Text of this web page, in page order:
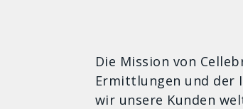
Die Mission von
Ermittlungen und der
wir unsere Kunden